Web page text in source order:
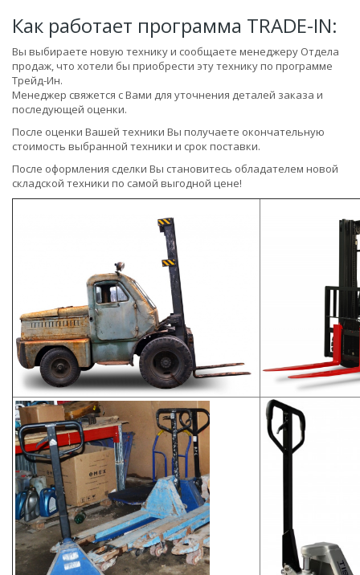
Как работает программа TRADE-IN:
Вы выбираете новую технику и сообщаете менеджеру Отдела
продаж, что хотели бы приобрести эту технику по программе
Трейд-Ин.
Менеджер свяжется с Вами для уточнения деталей заказа и
последующей оценки.
После оценки Вашей техники Вы получаете окончательную
стоимость выбранной техники и срок поставки.
После оформления сделки Вы становитесь обладателем новой
складской техники по самой выгодной цене!